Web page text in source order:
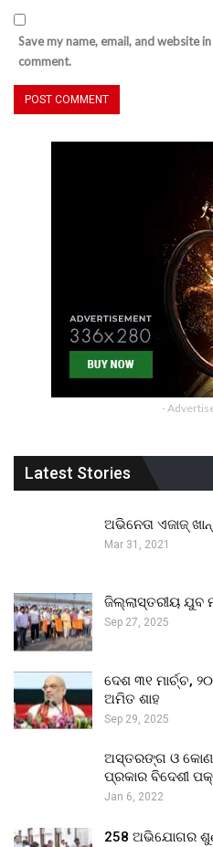
Save my name, email, and website
comment.
-
Latest Stories
ଅଭିନେତା ଏଜାଜ୍
Mar 31, 2021
ଜିଲ୍ଲାସ୍ତରୀୟ ଯୁବ
Sep 27, 2025
ଦେଶ ୩୧ ମାର୍ଚ୍ଚ,
ଅମିତ ଶାହ
Sep 29, 2025
ଅସ୍ତରଙ୍ଗ ଓ
ପ୍ରକାର ବିଦେଶୀ
Jan 6, 2022
258 ଅଭିଯୋଗର